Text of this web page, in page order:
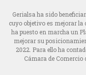
Gerialsa ha sido
cuyo objetivo es mejorar
ha puesto en marcha un
mejorar su
2022. Para ello ha
Cámara de Comercio